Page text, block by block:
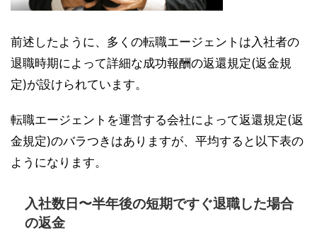
前述したように、多くの転職エージェントは入社者の
退職時期によって詳細な成功報酬の返還規定(返金規
定)が設けられています。
転職エージェントを運営する会社によって返還規定(返
金規定)のバラつきはありますが、平均すると以下表の
ようになります。
入社数日〜半年後の短期ですぐ退職した場合
の返金